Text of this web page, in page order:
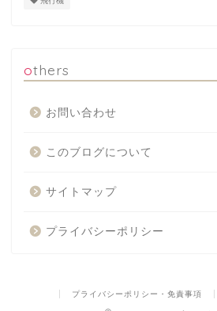
others
お問い合わせ
このブログについて
サイトマップ
プライバシーポリシー
プライバシーポリシー・免責事項